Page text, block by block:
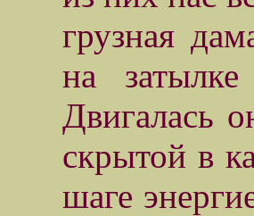
грузная
на
Двигалась
скрытой в
шаге